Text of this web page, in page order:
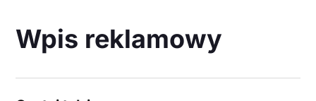
Wpis reklamowy